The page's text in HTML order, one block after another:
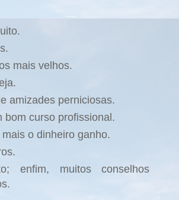
mais velhos.
amizades perniciosas.
bom curso profissional.
o dinheiro ganho.
enfim, muitos conselhos